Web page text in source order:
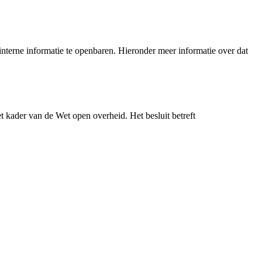
informatie te openbaren. Hieronder meer informatie over dat
van de Wet open overheid. Het besluit betreft